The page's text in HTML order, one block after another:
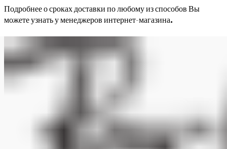
Подробнее о сроках доставки по любому из способов Вы
можете узнать у менеджеров интернет-магазина.